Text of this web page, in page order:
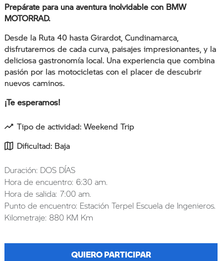
Prepárate para una aventura inolvidable con BMW
MOTORRAD.
Desde la Ruta 40 hasta Girardot, Cundinamarca,
disfrutaremos de cada curva, paisajes impresionantes, y la
deliciosa gastronomía local. Una experiencia que combina
pasión por las motocicletas con el placer de descubrir
nuevos caminos.
¡Te esperamos!
Tipo de actividad: Weekend Trip
Dificultad: Baja
Duración: DOS DÍAS
Hora de encuentro: 6:30 am.
Hora de salida: 7:00 am.
Punto de encuentro: Estación Terpel Escuela de Ingenieros.
Kilometraje: 880 KM Km
QUIERO PARTICIPAR